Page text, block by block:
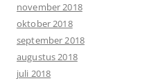
november 2018
oktober 2018
september 2018
augustus 2018
juli 2018